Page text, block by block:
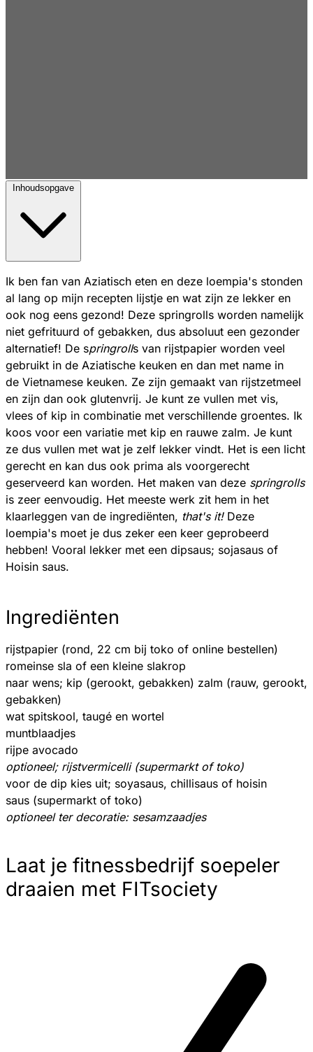
Inhoudsopgave
Ik ben fan van Aziatisch eten en deze loempia's stonden
al lang op mijn recepten lijstje en wat zijn ze lekker en
ook nog eens gezond! Deze springrolls worden namelijk
niet gefrituurd of gebakken, dus absoluut een gezonder
alternatief! De springrolls van rijstpapier worden veel
gebruikt in de Aziatische keuken en dan met name in
de Vietnamese keuken. Ze zijn gemaakt van rijstzetmeel
en zijn dan ook glutenvrij. Je kunt ze vullen met vis,
vlees of kip in combinatie met verschillende groentes. Ik
koos voor een variatie met kip en rauwe zalm. Je kunt
ze dus vullen met wat je zelf lekker vindt. Het is een licht
gerecht en kan dus ook prima als voorgerecht
geserveerd kan worden. Het maken van deze springrolls
is zeer eenvoudig. Het meeste werk zit hem in het
klaarleggen van de ingrediënten, that's it!Deze
loempia's moet je dus zeker een keer geprobeerd
hebben! Vooral lekker met een dipsaus; sojasaus of
Hoisin saus.
Ingrediënten
rijstpapier (rond, 22 cm bij toko of online bestellen)
romeinse sla of een kleine slakrop
naar wens; kip (gerookt, gebakken) zalm (rauw, gerookt,
gebakken)
wat spitskool, taugé en wortel
muntblaadjes
rijpe avocado
optioneel; rijstvermicelli (supermarkt of toko)
voor de dip kies uit; soyasaus, chillisaus of hoisin
saus (supermarkt of toko)
optioneel ter decoratie: sesamzaadjes
Laat je fitnessbedrijf soepeler
draaien met FITsociety